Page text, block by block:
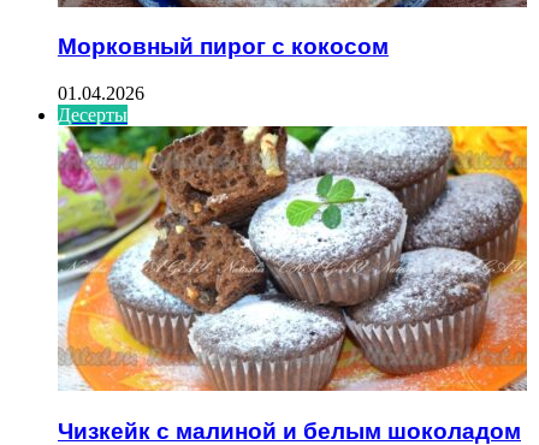
Морковный пирог с кокосом
01.04.2026
Десерты
Чизкейк с малиной и белым шоколадом